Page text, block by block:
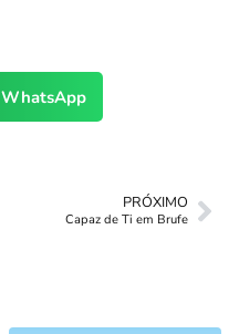
WhatsApp
PRÓXIMO
Capaz de Ti em Brufe